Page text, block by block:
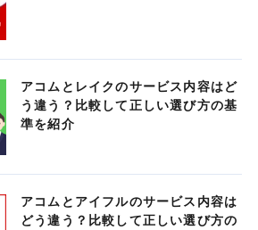
アコムとレイクのサービス内容はど
う違う？比較して正しい選び方の基
準を紹介
アコムとアイフルのサービス内容は
どう違う？比較して正しい選び方の